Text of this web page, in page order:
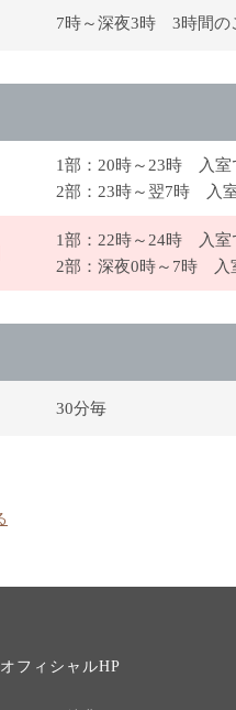
7時～深夜3時 3時間の
1部：20時～23時 入室
2部：23時～翌7時 入
1部：22時～24時 入室
2部：深夜0時～7時 入
30分毎
オフィシャルHP